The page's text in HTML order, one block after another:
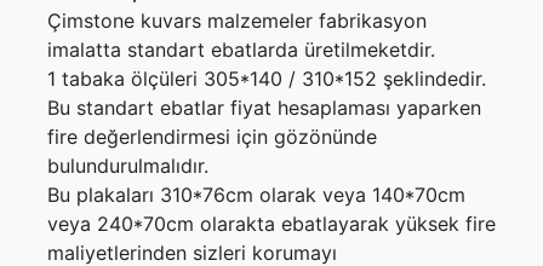
Çimstone kuvars malzemeler fabrikasyon
imalatta standart ebatlarda üretilmeketdir.
1 tabaka ölçüleri 305*140 / 310*152 şeklindedir.
Bu standart ebatlar fiyat hesaplaması yaparken
fire değerlendirmesi için gözönünde
bulundurulmalıdır.
Bu plakaları 310*76cm olarak veya 140*70cm
veya 240*70cm olarakta ebatlayarak yüksek fire
maliyetlerinden sizleri korumayı